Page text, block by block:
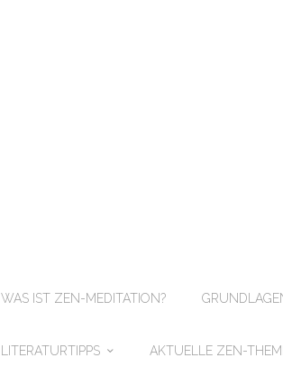
WAS IST ZEN-MEDITATION?
LITERATURTIPPS AKTUELLE ZEN-